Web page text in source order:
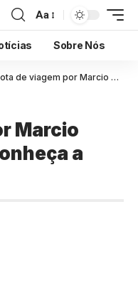
Aa
Sobre Nós
de viagem por Marcio Alario Esteves – Conheça a Irlanda
Marcio
a